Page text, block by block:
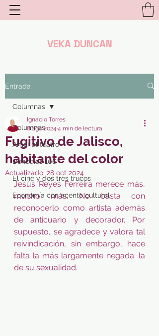
VEKA DUNCAN
Entrada
Columnas
Amor al teatro
Donceles 106
El cine y dos tres trucos
Economía con acento cultural
Columnas
Fugitivo de Jalisco,
habitante del color
Ignacio Torres
8 ago 2024 4 min de lectura
Actualizado: 28 oct 2024
Jesús Reyes Ferreira merece más,
mucho más. No basta con
reconocerlo como artista además
de anticuario y decorador. Por
supuesto, se agradece y valora tal
reivindicación, sin embargo, hace
falta la más largamente negada: la
de su sexualidad.